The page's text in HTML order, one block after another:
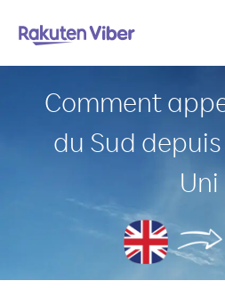
Comment
du Sud
Uni